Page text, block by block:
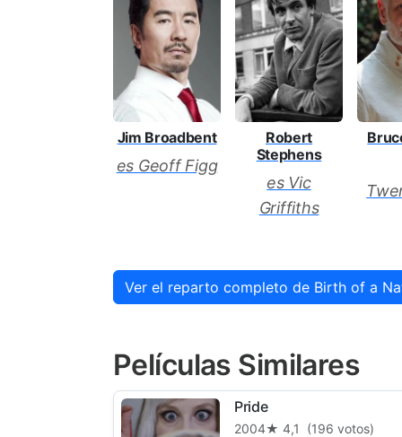
Jim Broadbent
es Geoff Figg
Robert
Stephens
es Vic
Griffiths
Ver el reparto completo de Birth of a
Películas Similares
Pride
2004★ 4,1 (196 votos)